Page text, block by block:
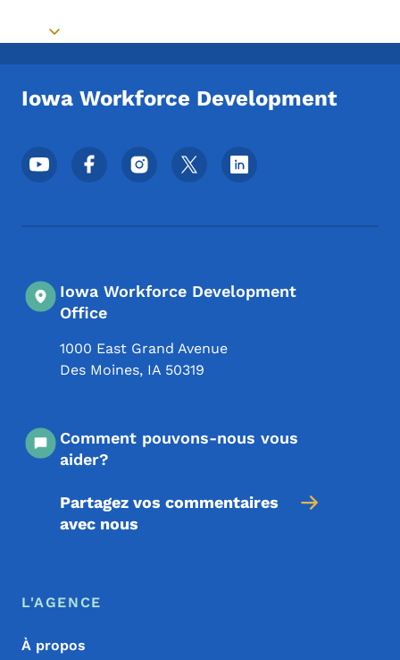
Toggle submenu
Iowa Workforce Development
Menu des réseaux sociaux du pied de
Iowa Workforce Development
Office
1000 East Grand Avenue
Des Moines, IA 50319
Comment pouvons-nous vous
aider?
Partagez vos commentaires
avec nous
Menu de pied de page
Footer
L'AGENCE
À propos